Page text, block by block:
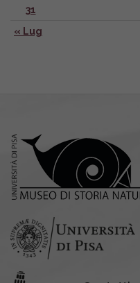
« Lug
31